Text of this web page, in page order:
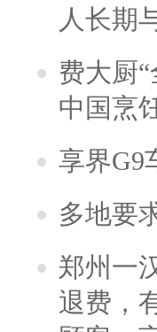
人长期
费大厨
中国烹
享界G9
多地要
郑州一
退费，